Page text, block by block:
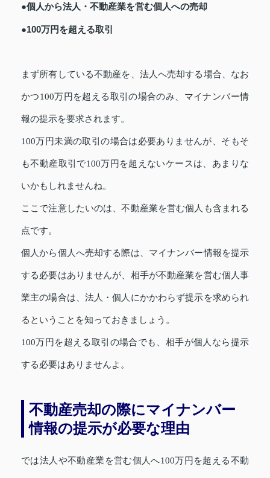
●個人から法人・不動産業を営む個人への売却
●100万円を超える取引
まず所有している不動産を、法人へ売却する場合、なお
かつ100万円を超える取引の場合のみ、マイナンバー情
報の提示を要求されます。
100万円未満の取引の場合は必要ありませんが、そもそ
も不動産取引で100万円を超えないケースは、あまりな
いかもしれませんね。
ここで注意したいのは、不動産業を営む個人も含まれる
点です。
個人から個人へ売却する際は、マイナンバー情報を提示
する必要はありませんが、相手が不動産業を営む個人事
業主の場合は、法人・個人にかかわらず提示を求められ
るということを知っておきましょう。
100万円を超える取引の場合でも、相手が個人なら提示
する必要はありませんよ。
不動産売却の際にマイナンバー
情報の提示が必要な理由
では法人や不動産業を営む個人へ100万円を超える不動